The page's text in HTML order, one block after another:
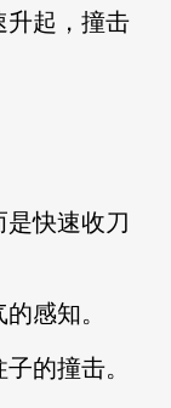
升起，撞击
快速收刀
感知。
的撞击。